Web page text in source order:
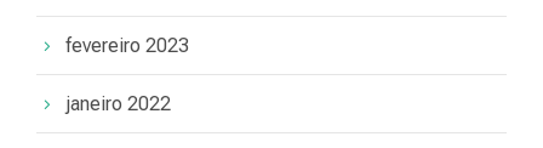
fevereiro 2023
janeiro 2022